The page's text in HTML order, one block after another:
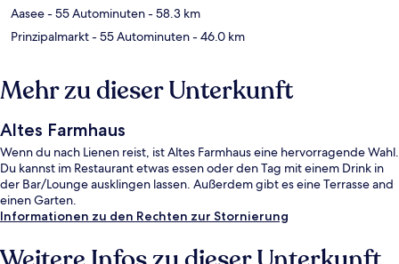
Aasee- 55 Autominuten- 58.3 km
Prinzipalmarkt- 55 Autominuten- 46.0 km
Mehr zu dieser Unterkunft
Altes Farmhaus
Wenn du nach Lienen reist, ist Altes Farmhaus eine hervorragende Wahl.
Du kannst im Restaurant etwas essen oder den Tag mit einem Drink in
der Bar/Lounge ausklingen lassen. Außerdem gibt es eine Terrasse and
einen Garten.
Informationen zu den Rechten zur Stornierung